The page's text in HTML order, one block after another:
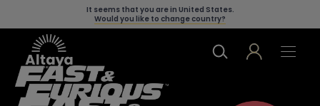
It seems that you are in United States.
Would you like to change country?